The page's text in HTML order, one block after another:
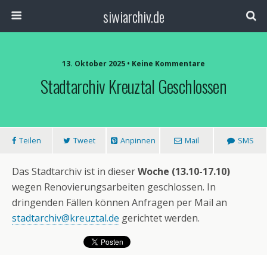
siwiarchiv.de
13. Oktober 2025 • Keine Kommentare
Stadtarchiv Kreuztal Geschlossen
Teilen Tweet Anpinnen Mail SMS
Das Stadtarchiv ist in dieserWoche (13.10-17.10)
wegen Renovierungsarbeiten geschlossen. In
dringenden Fällen können Anfragen per Mail an
stadtarchiv@kreuztal.de gerichtet werden.